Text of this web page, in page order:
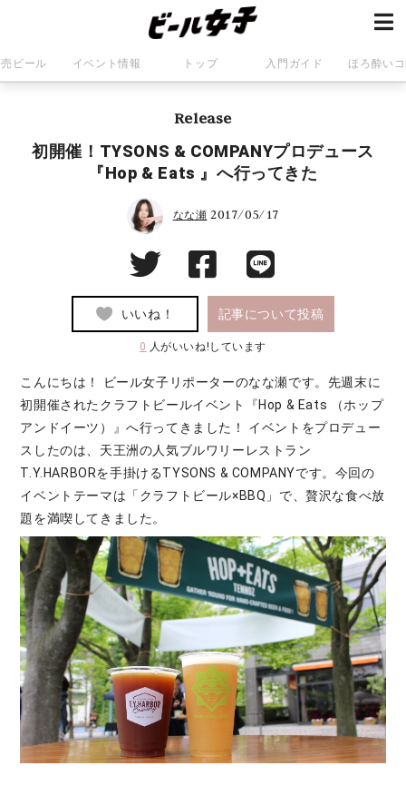
ビール イベント情報 トップ 入門ガイド ほろ酔い
Release
初開催！TYSONS & COMPANYプロデュース
『Hop & Eats 』へ行ってきた
なな瀬 2017/05/17
いいね！ 記事について投稿
0 人がいいね!しています
こんにちは！ ビール女子リポーターのなな瀬です。先週末に
初開催されたクラフトビールイベント『Hop & Eats （ホップ
アンドイーツ）』へ行ってきました！ イベントをプロデュー
スしたのは、天王洲の人気ブルワリーレストラン
T.Y.HARBORを手掛けるTYSONS & COMPANYです。今回の
イベントテーマは「クラフトビール×BBQ」で、贅沢な食べ放
題を満喫してきました。